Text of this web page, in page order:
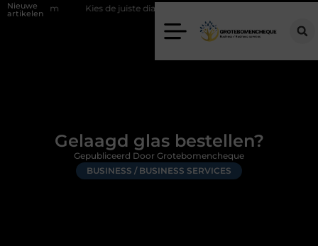
Nieuwe
artikelenKies de juiste diamantboor voor uw project
Gelaagd glas bestellen?
BUSINESS / BUSINESS SERVICES
Gepubliceerd Door Grotebomencheque